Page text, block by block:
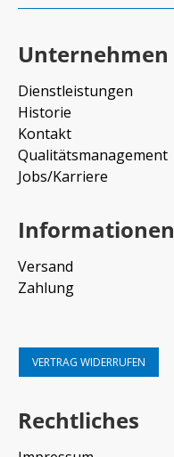
Unternehmen
Dienstleistungen
Historie
Kontakt
Qualitätsmanagement
Jobs/Karriere
Informationen
Versand
Zahlung
VERTRAG WIDERRUFEN
Rechtliches